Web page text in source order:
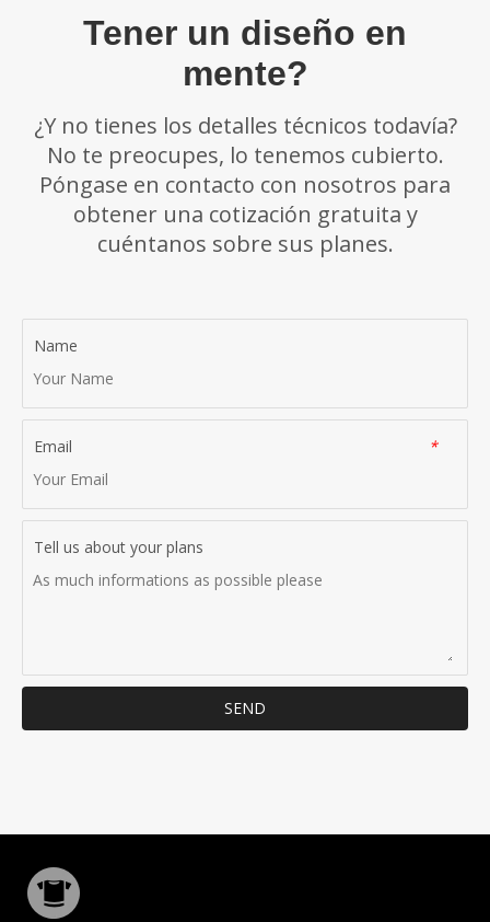
Tener un diseño en
mente?
¿Y no tienes los detalles técnicos todavía?
No te preocupes, lo tenemos cubierto.
Póngase en contacto con nosotros para
obtener una cotización gratuita y
cuéntanos sobre sus planes.
Name
*
Email
Tell us about your plans
SEND